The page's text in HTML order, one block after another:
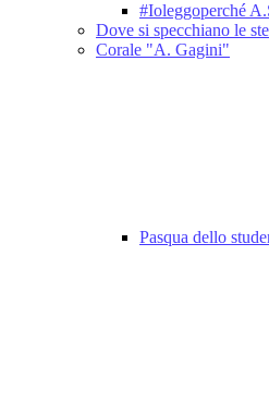
#Ioleggoperché
Dove si specchiano le
Corale "A. Gagini"
Pasqua dello